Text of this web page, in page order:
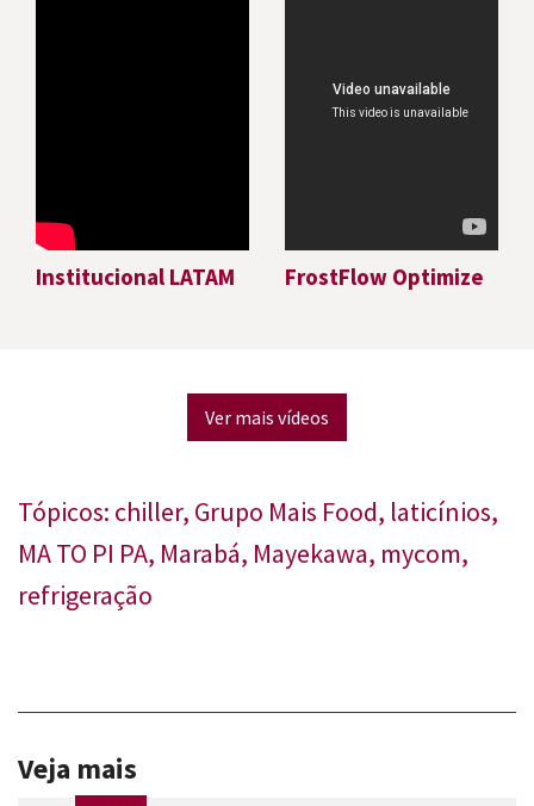
Institucional LATAM FrostFlow Optimize
Ver mais vídeos
Tópicos: chiller, Grupo Mais Food, laticínios,
MA TO PI PA, Marabá, Mayekawa, mycom,
refrigeração
Veja mais